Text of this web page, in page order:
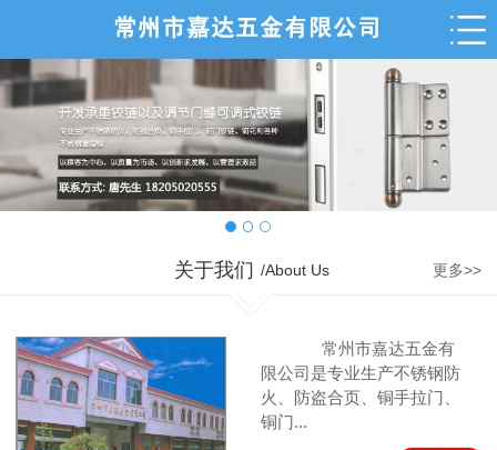
关于我们 /About Us 更多>>
常州市嘉达五金有
限公司是专业生产不锈钢防
火、防盗合页、铜手拉门、
铜门...